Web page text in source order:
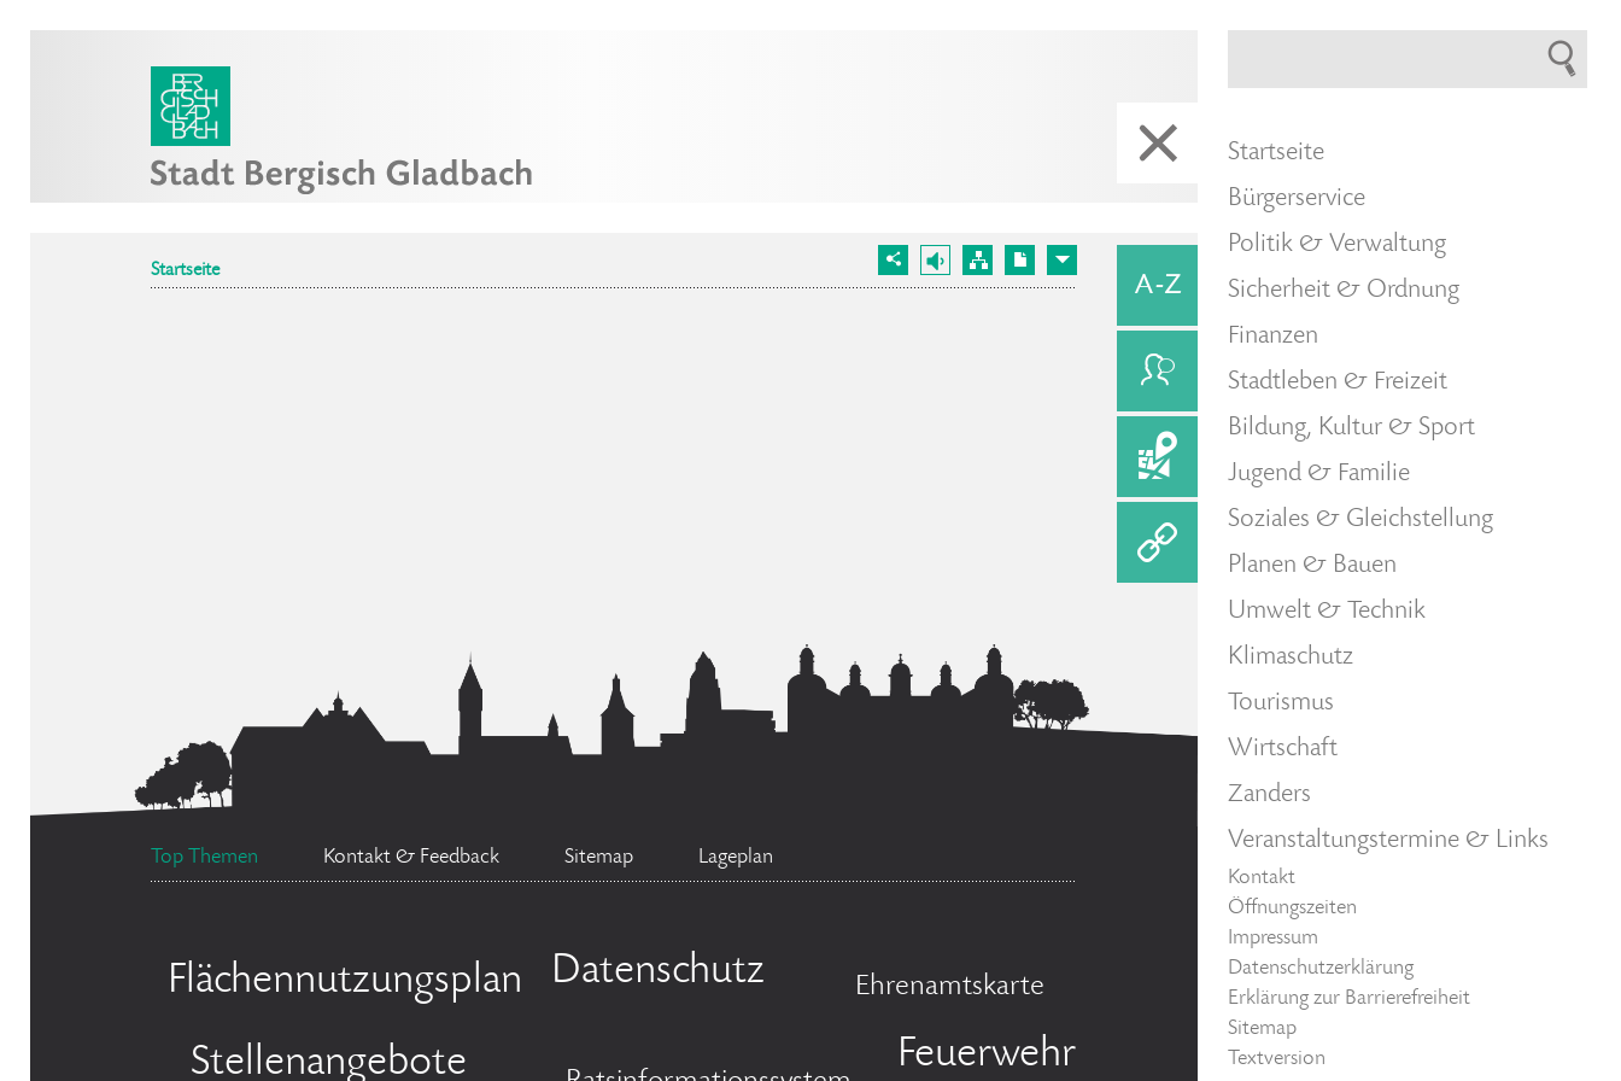
Startseite
Top Themen Kontakt & Feedback Sitemap Lageplan
Flächennutzungsplan Datenschutz Ehrenamtskarte
Stellenangebote Feuerwehr
Startseite
Bürgerservice
Politik & Verwaltung
Sicherheit & Ordnung
Finanzen
Stadtleben & Freizeit
Bildung, Kultur & Sport
Jugend & Familie
Soziales & Gleichstellung
Planen & Bauen
Umwelt & Technik
Klimaschutz
Tourismus
Wirtschaft
Zanders
Veranstaltungstermine & Links
Kontakt
Öffnungszeiten
Impressum
Datenschutzerklärung
Erklärung zur Barrierefreiheit
Sitemap
Textversion